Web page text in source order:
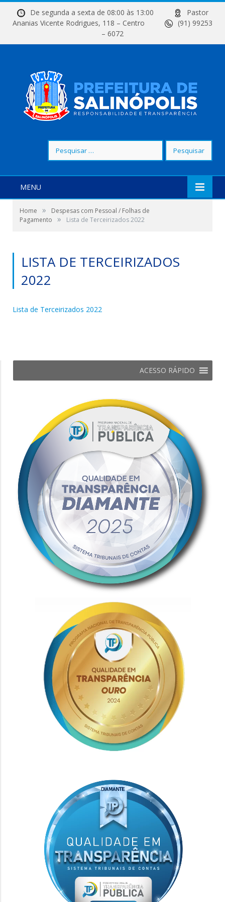
De segunda a sexta de 08:00 às 13:00
Pastor
Ananias Vicente Rodrigues, 118 – Centro
(91) 99253
– 6072
por:
MENU
Home »
Despesas com Pessoal / Folhas de
Pagamento
» Lista de Terceirizados 2022
LISTA DE TERCEIRIZADOS
2022
Lista de Terceirizados 2022
ACESSO RÁPIDO